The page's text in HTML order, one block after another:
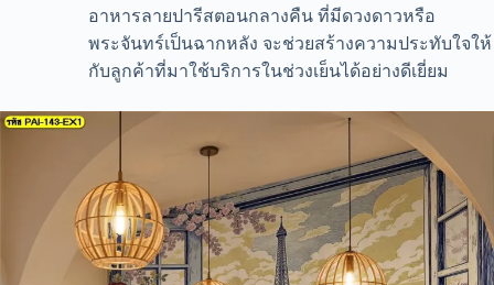
อาหารลายปารีสตอนกลางคืน ที่มีดวงดาวหรือ
พระจันทร์เป็นฉากหลัง จะช่วยสร้างความประทับใจให้
กับลูกค้าที่มาใช้บริการในช่วงเย็นได้อย่างดีเยี่ยม